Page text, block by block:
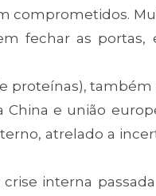
comprometidos.
fechar as portas,
proteínas),
e união
atrelado a
interna